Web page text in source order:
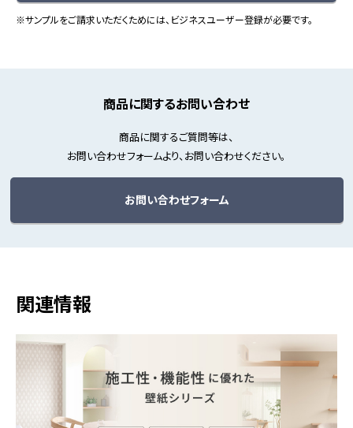
※サンプルをご請求いただくためには、ビジネスユーザー登録が必要です。
商品に関するお問い合わせ
商品に関するご質問等は、
お問い合わせフォームより、お問い合わせください。
お問い合わせフォーム
関連情報